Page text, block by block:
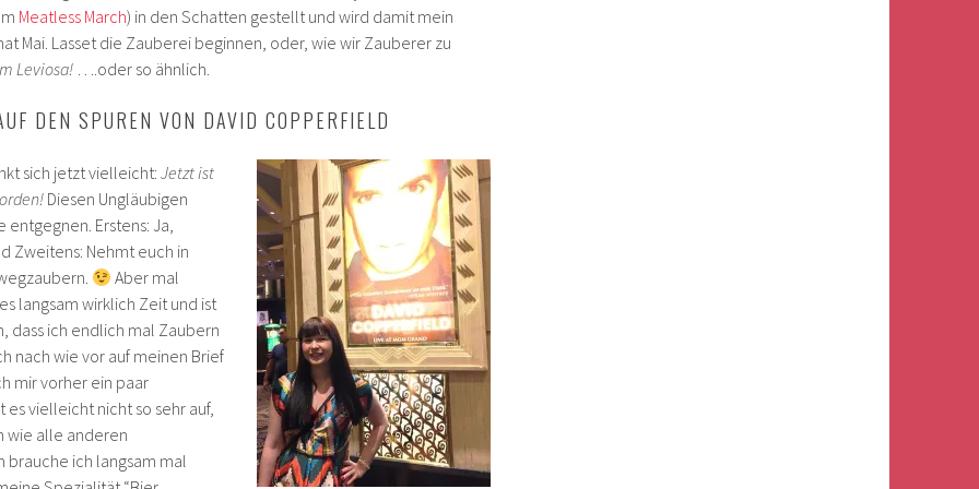
Meatless March) in den Schatten gestellt und wird damit mein
Mai. Lasset die Zauberei beginnen, oder, wie wir Zauberer zu
Leviosa! ….oder so ähnlich.
DEN SPUREN VON DAVID COPPERFIELD
sich jetzt vielleicht: Jetzt ist
Diesen Ungläubigen
Erstens: Ja,
Zweitens: Nehmt euch in
Aber mal
langsam wirklich Zeit und ist
dass ich endlich mal Zaubern
nach wie vor auf meinen Brief
mir vorher ein paar
vielleicht nicht so sehr auf,
wie alle anderen
brauche ich langsam mal